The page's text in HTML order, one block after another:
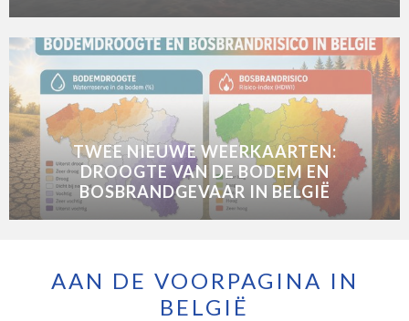
TWEE NIEUWE WEERKAARTEN:
DROOGTE VAN DE BODEM EN
BOSBRANDGEVAAR IN BELGIË
AAN DE VOORPAGINA IN
BELGIË